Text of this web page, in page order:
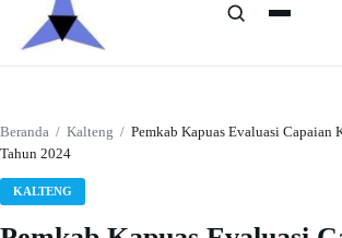
Beranda / Kalteng / Pemkab Kapuas Evaluasi
Tahun 2024
KALTENG